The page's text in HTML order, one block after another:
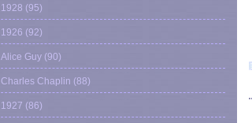
1928 (95)
1926 (92)
Alice Guy (90)
Charles Chaplin (88)
1927 (86)